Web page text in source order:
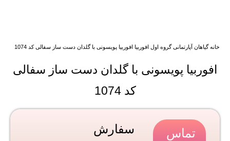
خانهگیاهان آپارتمانیگروه اول افوربیا افوربیا پویسونی با گلدان دست ساز سفالی کد 1074
افوربیا پویسونی با گلدان دست ساز سفالی
کد 1074
تماس
سفارش